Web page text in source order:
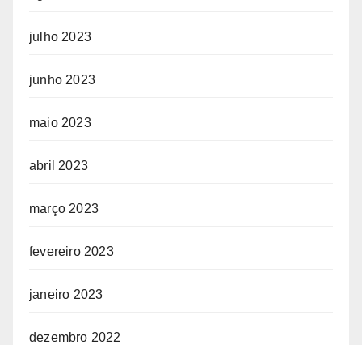
julho 2023
junho 2023
maio 2023
abril 2023
março 2023
fevereiro 2023
janeiro 2023
dezembro 2022